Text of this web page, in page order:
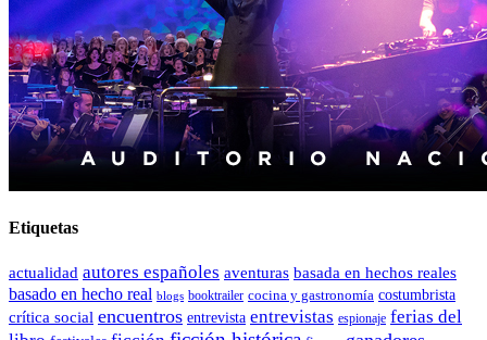
Etiquetas
actualidad autores españoles aventuras basada en hechos reales
basado en hecho real blogs booktrailer cocina y gastronomía costumbrista
crítica social encuentros entrevista entrevistas espionaje ferias del